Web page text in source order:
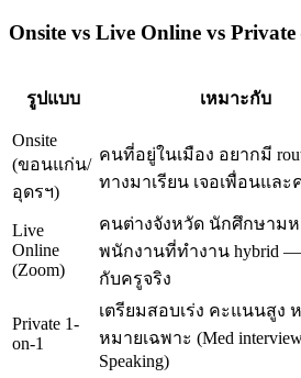
Onsite vs Live Online vs
รูปแบบ เหมาะกับ
Onsite
(ขอนแก่น/
อุดรฯ)
คนที่อยู่ในเมือง อยากมี
ทางมาเรียน เจอเพื่อนและ
Live
Online
(Zoom)
คนต่างจังหวัด นักศึกษามห
พนักงานที่ทำงาน hybrid
กับครูจริง
Private 1-
on-1
เตรียมสอบเร่ง คะแนนสูง
หมายเฉพาะ (Med
Speaking)